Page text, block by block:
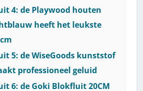
4: de Playwood houten
heeft het leukste
5: de WiseGoods kunststof
professioneel geluid
6: de Goki Blokfluit 20CM